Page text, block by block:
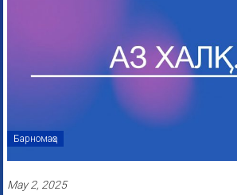
Барномаҳо
May 2, 2025